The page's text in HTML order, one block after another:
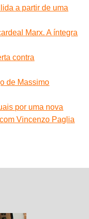
a partir de uma
Marx. A íntegra
contra
de Massimo
por uma nova
Vincenzo Paglia